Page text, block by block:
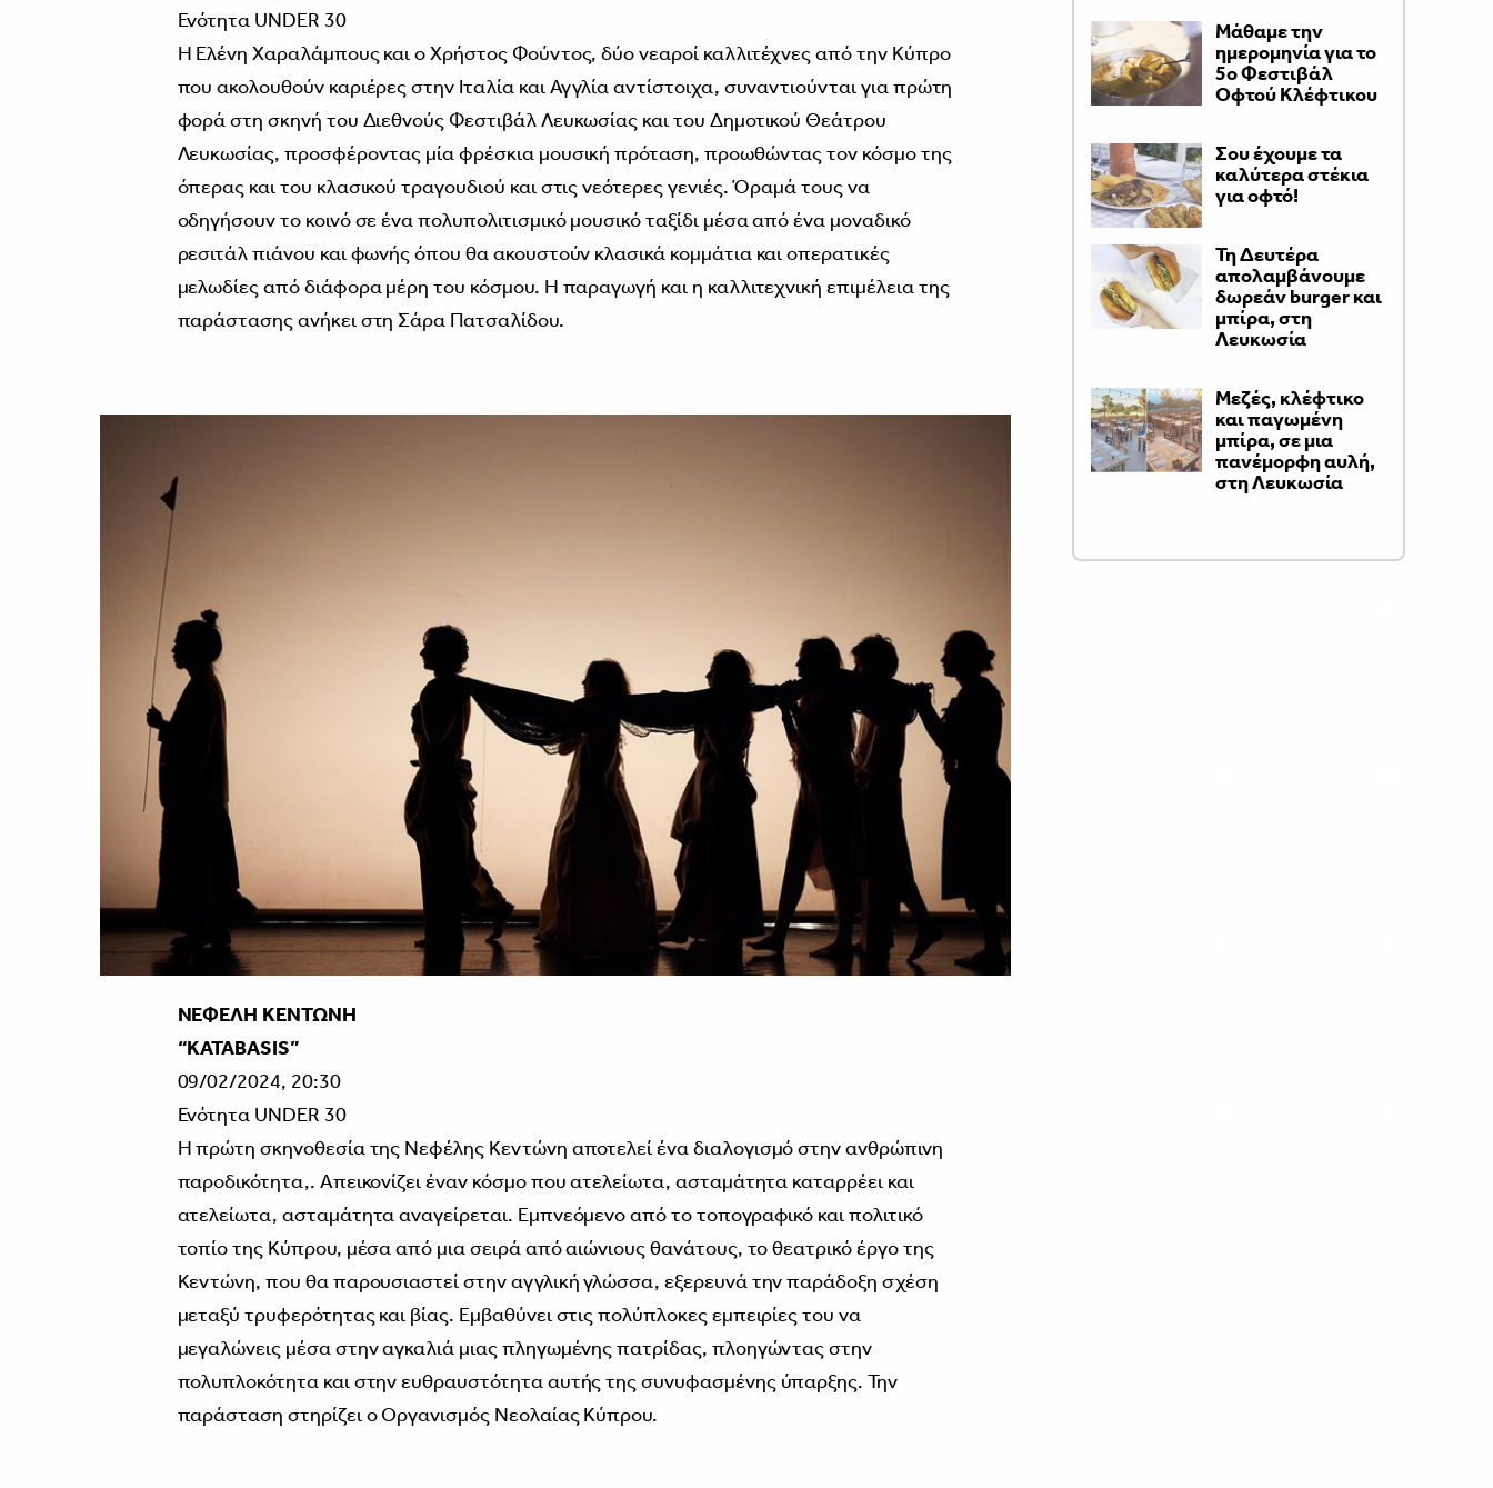
Ενότητα UNDER 30
Η Ελένη Χαραλάμπους και ο Χρήστος Φούντος, δύο νεαροί καλλιτέχνες από την Κύπρο
που ακολουθούν καριέρες στην Ιταλία και Αγγλία αντίστοιχα, συναντιούνται για πρώτη
φορά στη σκηνή του Διεθνούς Φεστιβάλ Λευκωσίας και του Δημοτικού Θεάτρου
Λευκωσίας, προσφέροντας μία φρέσκια μουσική πρόταση, προωθώντας τον κόσμο της
όπερας και του κλασικού τραγουδιού και στις νεότερες γενιές. Όραμά τους να
οδηγήσουν το κοινό σε ένα πολυπολιτισμικό μουσικό ταξίδι μέσα από ένα μοναδικό
ρεσιτάλ πιάνου και φωνής όπου θα ακουστούν κλασικά κομμάτια και οπερατικές
μελωδίες από διάφορα μέρη του κόσμου. Η παραγωγή και η καλλιτεχνική επιμέλεια της
παράστασης ανήκει στη Σάρα Πατσαλίδου.
ΝΕΦΕΛΗ ΚΕΝΤΩΝΗ
“KATABASIS”
09/02/2024, 20:30
Ενότητα UNDER 30
H πρώτη σκηνοθεσία της Νεφέλης Κεντώνη αποτελεί ένα διαλογισμό στην ανθρώπινη
παροδικότητα,. Απεικονίζει έναν κόσμο που ατελείωτα, ασταμάτητα καταρρέει και
ατελείωτα, ασταμάτητα αναγείρεται. Εμπνεόμενο από το τοπογραφικό και πολιτικό
τοπίο της Κύπρου, μέσα από μια σειρά από αιώνιους θανάτους, το θεατρικό έργο της
Κεντώνη, που θα παρουσιαστεί στην αγγλική γλώσσα, εξερευνά την παράδοξη σχέση
μεταξύ τρυφερότητας και βίας. Εμβαθύνει στις πολύπλοκες εμπειρίες του να
μεγαλώνεις μέσα στην αγκαλιά μιας πληγωμένης πατρίδας, πλοηγώντας στην
πολυπλοκότητα και στην ευθραυστότητα αυτής της συνυφασμένης ύπαρξης. Την
παράσταση στηρίζει ο Οργανισμός Νεολαίας Κύπρου.
Μάθαμε την
ημερομηνία για το
5ο Φεστιβάλ
Οφτού Κλέφτικου
Σου έχουμε τα
καλύτερα στέκια
για οφτό!
Τη Δευτέρα
απολαμβάνουμε
δωρεάν burger και
μπίρα, στη
Λευκωσία
Μεζές, κλέφτικο
και παγωμένη
μπίρα, σε μια
πανέμορφη αυλή,
στη Λευκωσία